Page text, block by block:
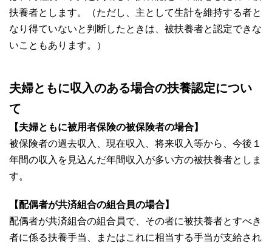
扶養者とします。（ただし、主として生計を維持する者と
なり得ていないと判断したときは、被扶養者と認定できな
いこともあります。）
夫婦ともに収入のある場合の扶養認定につい
て
【夫婦ともに被用者保険の被保険者の場合】
被保険者の過去収入、現在収入、将来収入等から、今後１
年間の収入を見込んだ年間収入が多い方の被扶養者としま
す。
【配偶者が共済組合の組合員の場合】
配偶者が共済組合の組合員で、その者に被扶養者とすべき
者に係る扶養手当、またはこれに相当する手当が支給され